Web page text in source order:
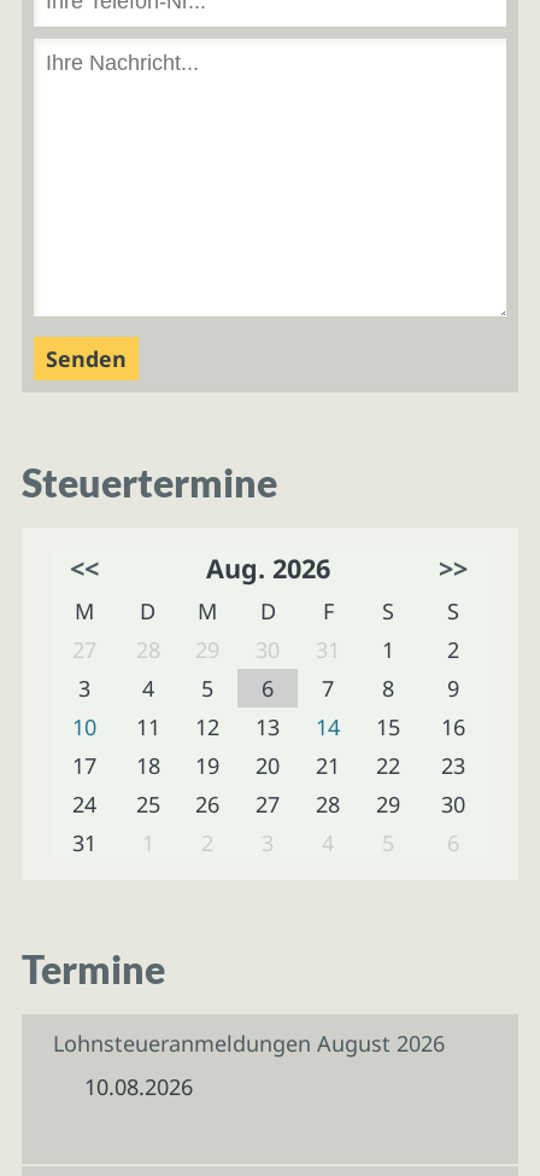
Steuertermine
<< Aug. 2026 >>
M D M D F S
S
27
28 29 30 31 1
2
3
4 5 6 7 8
9
10
11 12 13 14 15
16
17
18 19 20 21 22
23
24
25 26 27 28 29
30
31
1 2 3 4 5 6
Termine
Lohnsteueranmeldungen August 2026
10.08.2026